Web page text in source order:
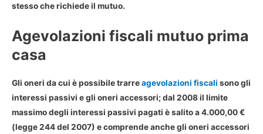
stesso che richiede il mutuo.
Agevolazioni fiscali mutuo prima
casa
Gli oneri da cui è possibile trarreagevolazioni fiscali sono gli
interessi passivi e gli oneri accessori; dal 2008 il limite
massimo degli interessi passivi pagati è salito a 4.000,00 €
(legge 244 del 2007) e comprende anche gli oneri accessori